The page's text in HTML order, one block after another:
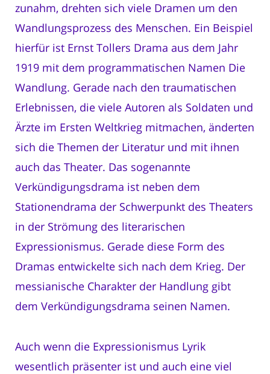
zunahm, drehten sich viele Dramen um den
Wandlungsprozess des Menschen. Ein Beispiel
hierfür ist Ernst Tollers Drama aus dem Jahr
1919 mit dem programmatischen Namen Die
Wandlung. Gerade nach den traumatischen
Erlebnissen, die viele Autoren als Soldaten und
Ärzte im Ersten Weltkrieg mitmachen, änderten
sich die Themen der Literatur und mit ihnen
auch das Theater. Das sogenannte
Verkündigungsdrama ist neben dem
Stationendrama der Schwerpunkt des Theaters
in der Strömung des literarischen
Expressionismus. Gerade diese Form des
Dramas entwickelte sich nach dem Krieg. Der
messianische Charakter der Handlung gibt
dem Verkündigungsdrama seinen Namen.
Auch wenn die Expressionismus Lyrik
wesentlich präsenter ist und auch eine viel